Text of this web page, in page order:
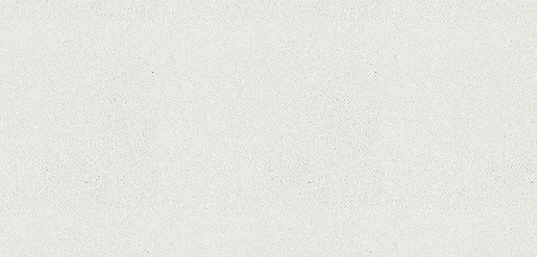
iPhone 12 Mini, bijuteria - TECH REVIEW
Apple cedează, în sfârșit. Piese de schimb pentru
iPhone și Mac, puse în vânzare
Rețelele sociale au pierdut deja 10 miliarde de